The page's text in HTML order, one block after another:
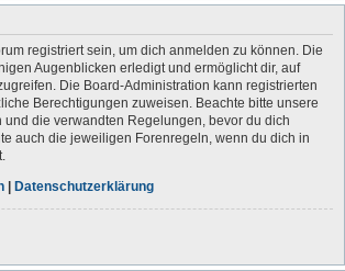
registriert sein, um dich anmelden zu können. Die
Augenblicken erledigt und ermöglicht dir, auf
Die Board-Administration kann registrierten
Berechtigungen zuweisen. Beachte bitte unsere
die verwandten Regelungen, bevor du dich
auch die jeweiligen Forenregeln, wenn du dich in
| Datenschutzerklärung